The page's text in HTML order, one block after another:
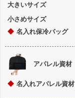
大きいサイズ
小さめサイズ
◆ 名入れ保冷バッグ
アパレル資材
◆ 名入れアパレル資材